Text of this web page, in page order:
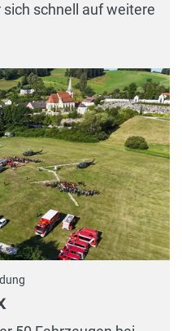
schnell auf weitere